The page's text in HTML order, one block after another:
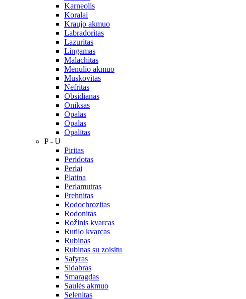
Karneolis
Koralai
Kraujo akmuo
Labradoritas
Lazuritas
Lingamas
Malachitas
Mėnulio akmuo
Muskovitas
Nefritas
Obsidianas
Oniksas
Opalas
Opalas
Opalitas
P - U
Piritas
Peridotas
Perlai
Platina
Perlamutras
Prehnitas
Rodochrozitas
Rodonitas
Rožinis kvarcas
Rutilo kvarcas
Rubinas
Rubinas su zoisitu
Safyras
Sidabras
Smaragdas
Saulės akmuo
Selenitas